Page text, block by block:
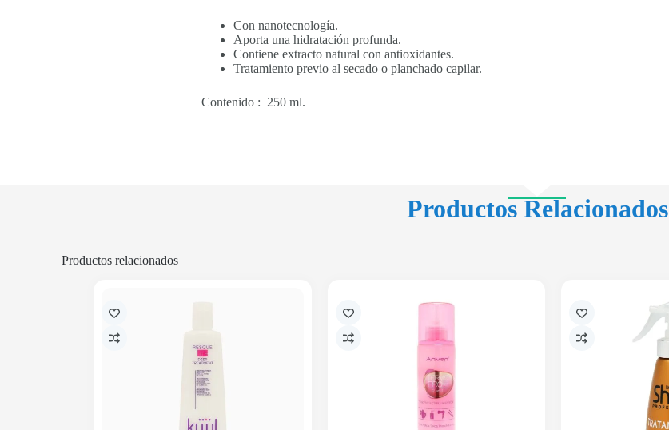
Con nanotecnología.
Aporta una hidratación profunda.
Contiene extracto natural con antioxidantes.
Tratamiento previo al secado o planchado capilar.
Contenido : 250 ml.
Productos Relacionados
Productos relacionados